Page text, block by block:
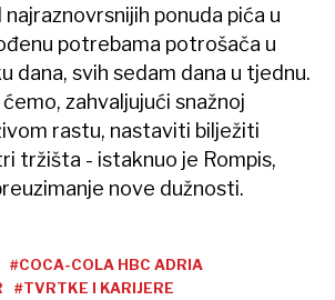
ponuda pića u
potrebama potrošača u
dana, svih sedam dana u tjednu.
zahvaljujući snažnoj
rastu, nastaviti bilježiti
tržišta - istaknuo je Rompis,
nove dužnosti.
#COCA-COLA HBC ADRIA
#TVRTKE I KARIJERE